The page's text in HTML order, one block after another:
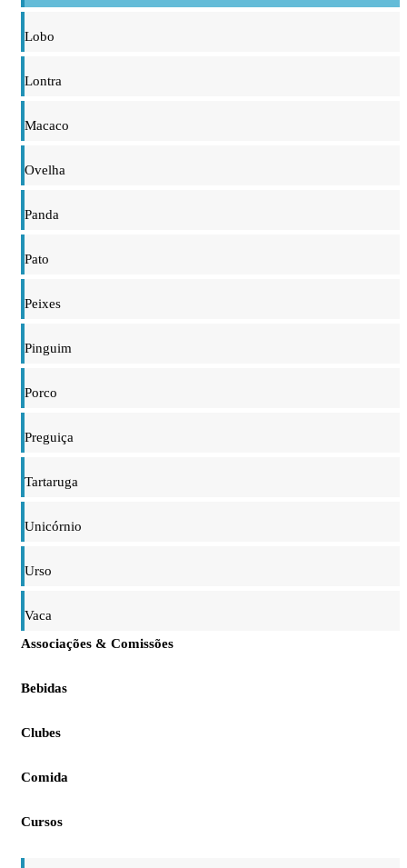
Lobo
Lontra
Macaco
Ovelha
Panda
Pato
Peixes
Pinguim
Porco
Preguiça
Tartaruga
Unicórnio
Urso
Vaca
Associações & Comissões
Bebidas
Clubes
Comida
Cursos